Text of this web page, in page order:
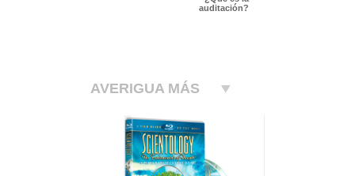
auditación?
AVERIGUA MÁS